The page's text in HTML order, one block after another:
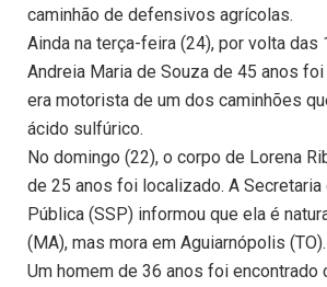
caminhão de defensivos agrícolas.
Ainda na terça-feira (24), por volta das
Andreia Maria de Souza de 45 anos foi
era motorista de um dos caminhões
ácido sulfúrico.
No domingo (22), o corpo de Lorena
de 25 anos foi localizado. A Secretaria
Pública (SSP) informou que ela é
(MA), mas mora em Aguiarnópolis (TO).
Um homem de 36 anos foi encontrado